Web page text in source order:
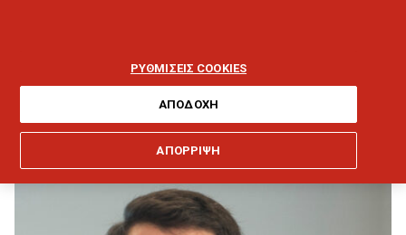
δικτύου πωλήσεων
της Generali
ΡΥΘΜΙΣΕΙΣ COOKIES
ΑΠΟΡΡΙΨΗ
ΑΠΟΔΟΧΗ